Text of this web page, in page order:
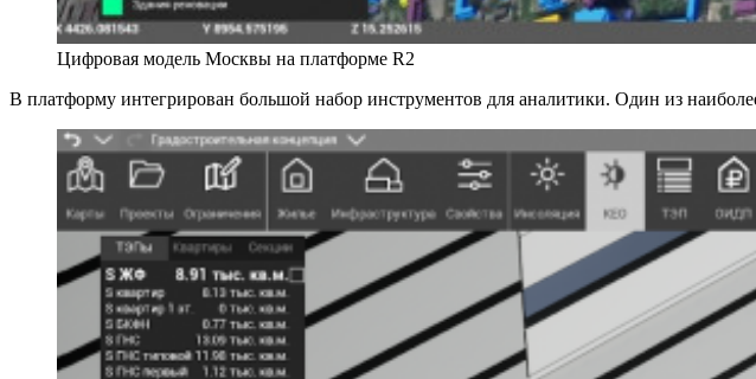
Цифровая модель Москвы на платформе R2
В платформу интегрирован большой набор инструментов для аналитики. Один из